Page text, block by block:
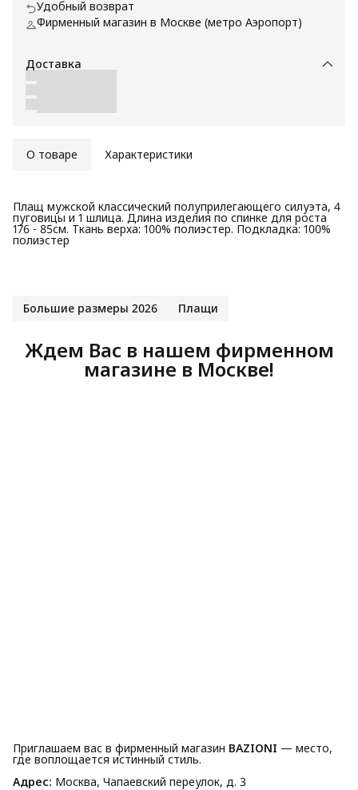
Удобный возврат
Фирменный магазин в Москве (метро Аэропорт)
Доставка
О товаре Характеристики
Плащ мужской классический полуприлегающего силуэта, 4
пуговицы и 1 шлица. Длина изделия по спинке для роста
176 - 85см. Ткань верха: 100% полиэстер. Подкладка: 100%
полиэстер
Большие размеры 2026 Плащи
Ждем Вас в нашем фирменном
магазине в Москве!
Приглашаем вас в фирменный магазин BAZIONI — место,
где воплощается истинный стиль.
Адрес: Москва, Чапаевский переулок, д. 3